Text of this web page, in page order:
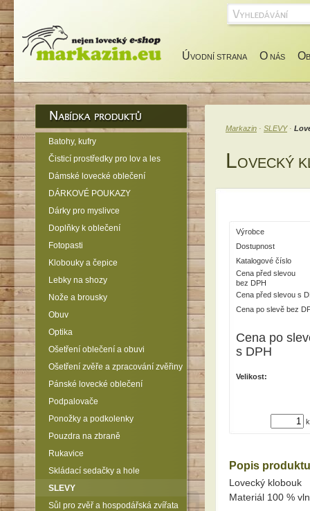
O
O NÁS
ÚVODNÍ STRANA
Markazin · SLEVY·
LOVECKÝ
Výrobce
Dostupnost
Katalogové číslo
Cena před slevou
bez DPH
Cena před slevou s
Cena po slevě bez
Cena po
s DPH
Velikost:
Popis produktu
Lovecký klobouk
Materiál 100 %
Batohy, kufry
Čisticí prostředky pro lov a les
Dámské lovecké oblečení
DÁRKOVÉ POUKAZY
Dárky pro myslivce
Doplňky k oblečení
Fotopasti
Klobouky a čepice
Lebky na shozy
Nože a brousky
Obuv
Optika
Ošetření oblečení a obuvi
Ošetření zvěře a zpracování zvěřiny
Pánské lovecké oblečení
Podpalovače
Ponožky a podkolenky
Pouzdra na zbraně
Rukavice
Skládací sedačky a hole
SLEVY
Sůl pro zvěř a hospodářská zvířata